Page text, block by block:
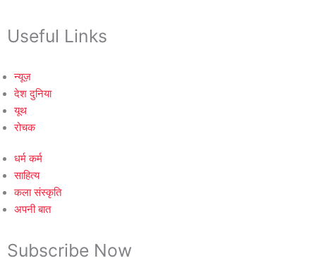
Useful Links
न्यूज़
देश दुनिया
यूथ
रोचक
धर्म कर्म
साहित्य
कला संस्कृति
अपनी बात
Subscribe Now